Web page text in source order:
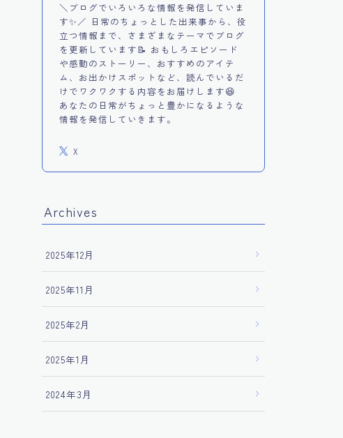
＼ブログでいろいろな情報を発信していま
す✨／ 日常のちょっとした出来事から、役
立つ情報まで、さまざまなテーマでブログ
を更新しています📝 おもしろエピソード
や感動のストーリー、おすすめのアイテ
ム、お出かけスポットなど、読んでいるだ
けでワクワクする内容をお届けします😆
あなたの日常がちょっと豊かになるような
情報を発信していきます。
X
Archives
2025年12月
2025年11月
2025年2月
2025年1月
2024年3月